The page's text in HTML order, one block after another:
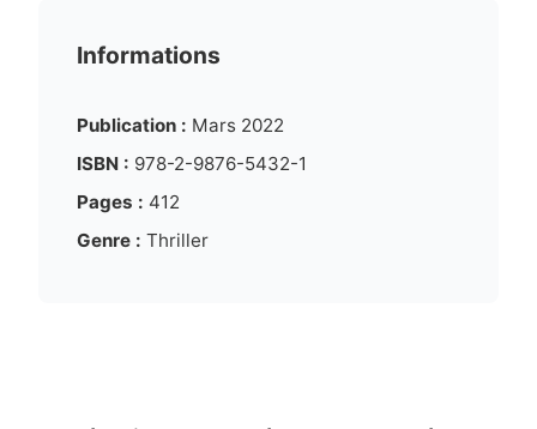
Informations
Publication : Mars 2022
ISBN : 978-2-9876-5432-1
Pages : 412
Genre : Thriller